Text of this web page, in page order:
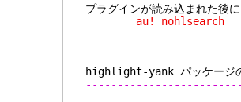
プラグインが読み込まれた後
au! nohlsearch
highlight-yank パッ